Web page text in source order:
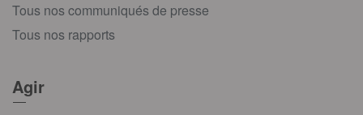
Tous nos communiqués de presse
Tous nos rapports
Agir